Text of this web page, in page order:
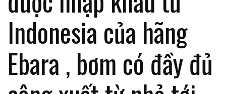
Indonesia của hãng
Ebara , bơm có đầy đủ